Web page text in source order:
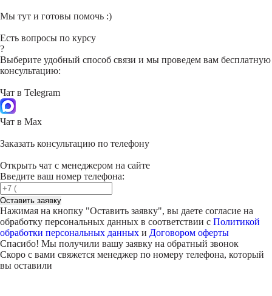
Мы тут и готовы помочь :)
Есть вопросы по курсу
?
Выберите удобный способ связи и мы проведем вам бесплатную
консультацию:
Чат в Telegram
Чат в Max
Заказать консультацию по телефону
Открыть чат с менеджером на сайте
Введите ваш номер телефона:
Оставить заявку
Нажимая на кнопку "Оставить заявку", вы даете согласие на
обработку персональных данных в соответствии с Политикой
обработки персональных данных и Договором оферты
Спасибо! Мы получили вашу заявку на обратный звонок
Скоро с вами свяжется менеджер по номеру телефона, который
вы оставили